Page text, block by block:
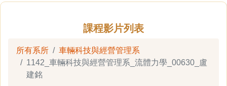
課程影片列表
所有系所
車輛科技與經營管理系
1142_車輛科技與經營管理系_流體力學_00630_盧
建銘